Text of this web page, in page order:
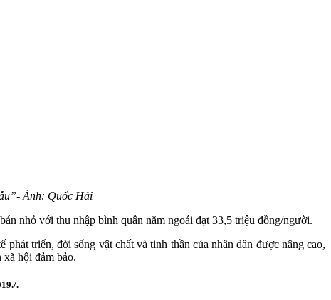
Ảnh: Quốc Hải
nhỏ với thu nhập bình quân năm ngoái đạt 33,5 triệu đồng/người.
triển, đời sống vật chất và tinh thần của nhân dân được nâng cao,
hội đảm bảo.
.